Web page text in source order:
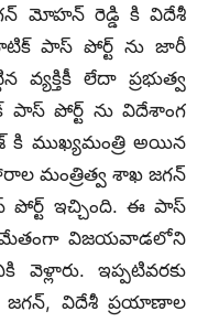
మోహన్ రెడ్డి కి విదేశీ
పాస్ పోర్ట్ ను జారీ
వ్యక్తికీ లేదా ప్రభుత్వ
పోర్ట్ ను విదేశాంగ
కి ముఖ్యమంత్రి అయిన
మంత్రిత్వ శాఖ జగన్
ఇచ్చింది. ఈ పాస్
విజయవాడలోని
ఇప్పటివరకు
జగన్, విదేశీ ప్రయాణాల